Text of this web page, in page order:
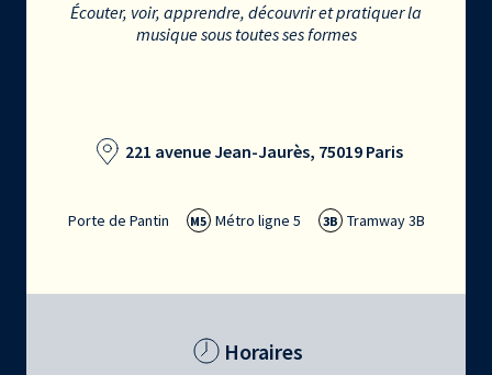
Écouter, voir, apprendre, découvrir et pratiquer la
musique sous toutes ses formes
221 avenue Jean-Jaurès, 75019 Paris
Porte de Pantin M5 Métro ligne 5 3B Tramway 3B
Horaires